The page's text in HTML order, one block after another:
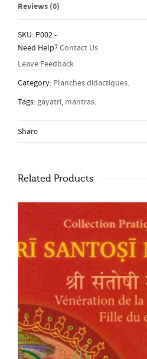
Reviews (0)
SKU: P002-
Need Help?Contact Us
Leave Feedback
Category: Planches didactiques.
Tags:gayatri, mantras.
Share
Related Products